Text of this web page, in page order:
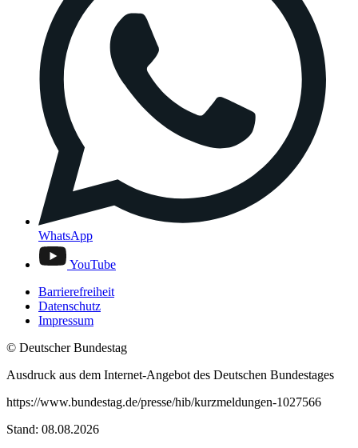
WhatsApp
YouTube
Barrierefreiheit
Datenschutz
Impressum
© Deutscher Bundestag
Ausdruck aus dem Internet-Angebot des Deutschen Bundestages
https://www.bundestag.de/presse/hib/kurzmeldungen-1027566
Stand: 08.08.2026